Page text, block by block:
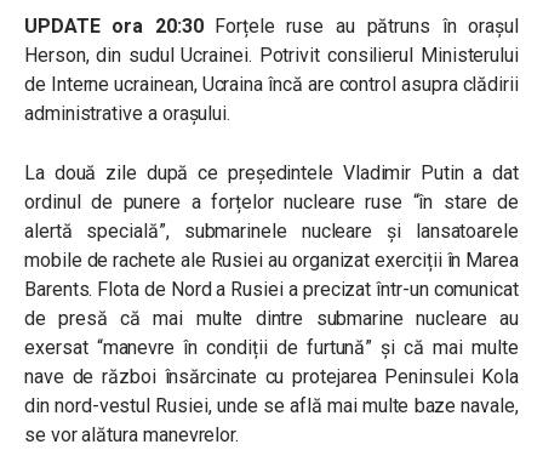
UPDATE ora 20:30Forțele ruse au pătruns în orașul
Herson, din sudul Ucrainei. Potrivit consilierul Ministerului
de Interne ucrainean, Ucraina încă are control asupra clădirii
administrative a orașului.
La două zile după ce președintele Vladimir Putin a dat
ordinul de punere a forțelor nucleare ruse “în stare de
alertă specială”, submarinele nucleare și lansatoarele
mobile de rachete ale Rusiei au organizat exerciții în Marea
Barents. Flota de Nord a Rusiei a precizat într-un comunicat
de presă că mai multe dintre submarine nucleare au
exersat “manevre în condiții de furtună” și că mai multe
nave de război însărcinate cu protejarea Peninsulei Kola
din nord-vestul Rusiei, unde se află mai multe baze navale,
se vor alătura manevrelor.